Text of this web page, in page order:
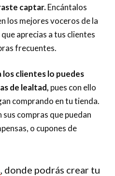
captar.Encántalos
los mejores voceros de la
aprecias a tus clientes
frecuentes.
los clientes lo puedes
de lealtad, pues con ello
comprando en tu tienda.
compras que puedan
o cupones de
, donde podrás crear tu